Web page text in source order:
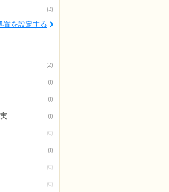
(3)
置を設定する
(2)
(1)
(1)
(1)
(0)
(1)
(0)
(0)